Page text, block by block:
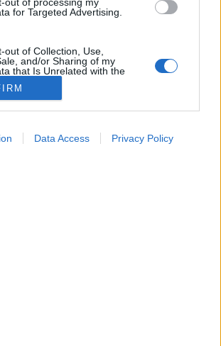
for Targeted Advertising.
out of Collection, Use,
and/or Sharing of my
that Is Unrelated with the
which it was collected.
Data Access Privacy Policy